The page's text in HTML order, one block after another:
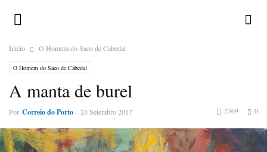
Inicio O Homem do Saco de Cabedal
O Homem do Saco de Cabedal
A manta de burel
Por Correio do Porto- 24 Setembro 2017 0
2369